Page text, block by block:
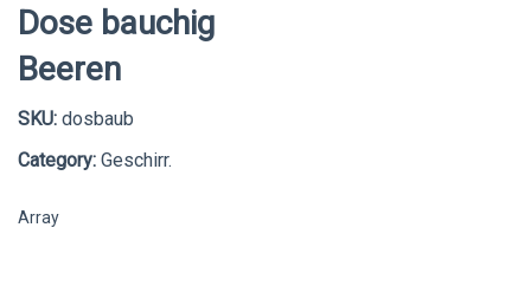
Dose bauchig
Beeren
SKU: dosbaub
Category: Geschirr.
Array